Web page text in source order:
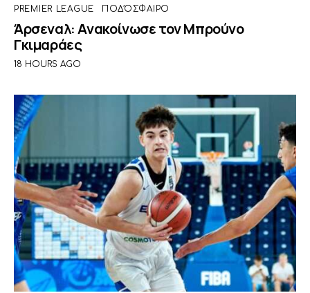
PREMIER LEAGUE ΠΟΔΌΣΦΑΙΡΟ
Άρσεναλ: Ανακοίνωσε τον Μπρούνο
Γκιμαράες
18 HOURS AGO